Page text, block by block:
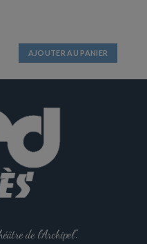
AJOUTER AU PANIER
de l'Archipel".